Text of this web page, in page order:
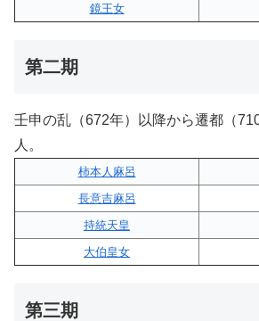
鏡王女
第二期
壬申の乱（672年）以降から遷都（
人。
柿本人麻呂
長意吉麻呂
持統天皇
大伯皇女
第三期